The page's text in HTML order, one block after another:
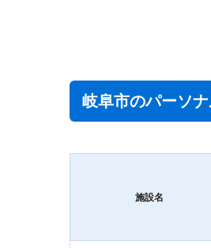
岐阜市のパーソ
施設名